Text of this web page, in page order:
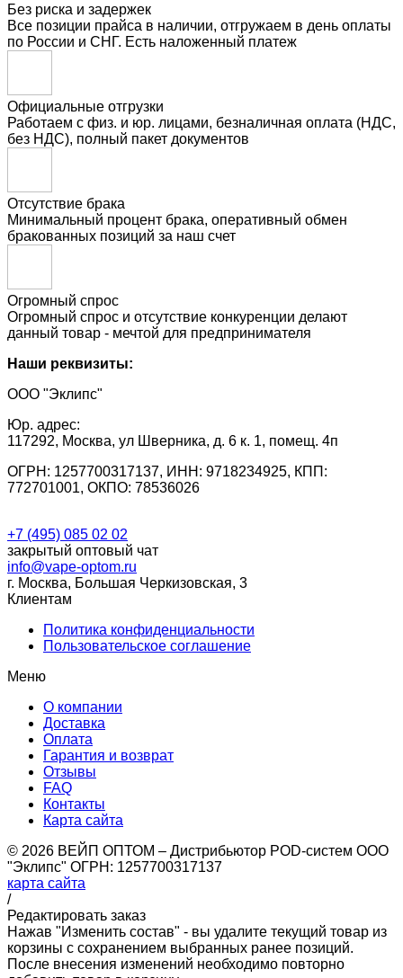
Без риска и задержек
Все позиции прайса в наличии, отгружаем в день оплаты
по России и СНГ. Есть наложенный платеж
Официальные отгрузки
Работаем с физ. и юр. лицами, безналичная оплата (НДС,
без НДС), полный пакет документов
Отсутствие брака
Минимальный процент брака, оперативный обмен
бракованных позиций за наш счет
Огромный спрос
Огромный спрос и отсутствие конкуренции делают
данный товар - мечтой для предпринимателя
Наши реквизиты:
ООО "Эклипс"
Юр. адрес:
117292, Москва, ул Шверника, д. 6 к. 1, помещ. 4п
ОГРН: 1257700317137, ИНН: 9718234925, КПП:
772701001, ОКПО: 78536026
+7 (495) 085 02 02
закрытый оптовый чат
info@vape-optom.ru
г. Москва, Большая Черкизовская, 3
Клиентам
Политика конфиденциальности
Пользовательское соглашение
Меню
О компании
Доставка
Оплата
Гарантия и возврат
Отзывы
FAQ
Контакты
Карта сайта
© 2026 ВЕЙП ОПТОМ – Дистрибьютор POD-систем ООО
"Эклипс" ОГРН: 1257700317137
карта сайта
/
Редактировать заказ
Нажав "Изменить состав" - вы удалите текущий товар из
корзины с сохранением выбранных ранее позиций.
После внесения изменений необходимо повторно